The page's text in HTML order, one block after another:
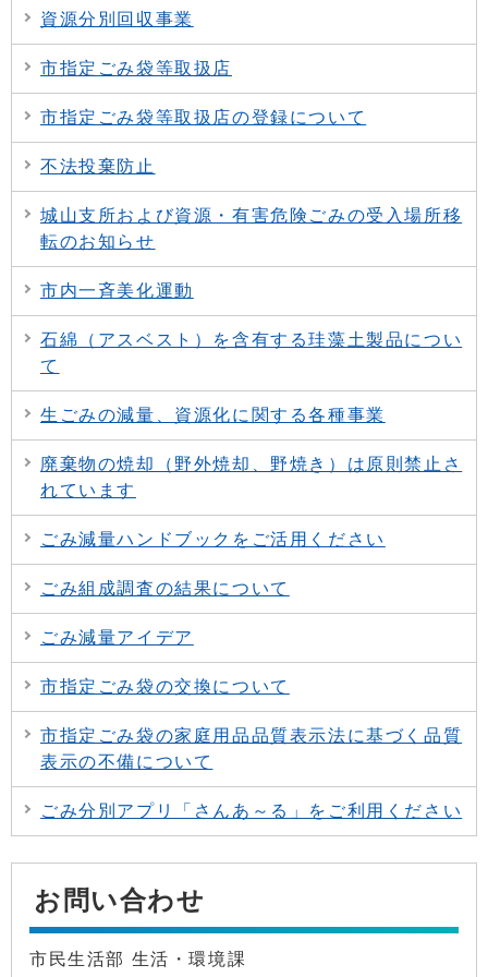
資源分別回収事業
市指定ごみ袋等取扱店
市指定ごみ袋等取扱店の登録について
不法投棄防止
城山支所および資源・有害危険ごみの受入場所移
転のお知らせ
市内一斉美化運動
石綿（アスベスト）を含有する珪藻土製品につい
て
生ごみの減量、資源化に関する各種事業
廃棄物の焼却（野外焼却、野焼き）は原則禁止さ
れています
ごみ減量ハンドブックをご活用ください
ごみ組成調査の結果について
ごみ減量アイデア
市指定ごみ袋の交換について
市指定ごみ袋の家庭用品品質表示法に基づく品質
表示の不備について
ごみ分別アプリ「さんあ～る」をご利用ください
お問い合わせ
市民生活部 生活・環境課